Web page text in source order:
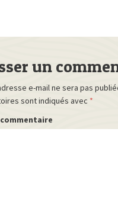
un
e-mail ne sera pas
sont indiqués avec *